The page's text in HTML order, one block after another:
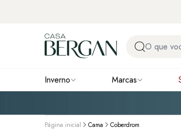
Inverno Marcas
Página inicial Cama Coberdrom